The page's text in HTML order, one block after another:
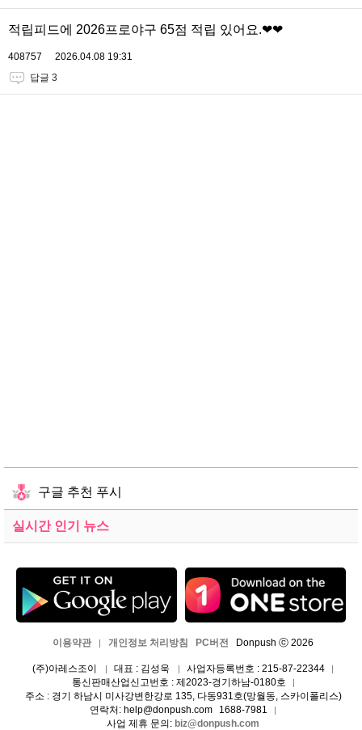
적립피드에 2026프로야구 65점 적립 있어요.❤❤
408757
2026.04.08 19:31
답글 3
구글 추천 푸시
실시간 인기 뉴스
이용약관 | 개인정보 처리방침 PC버전 Donpush ⓒ 2026
(주)아레스조이 | 대표 : 김성욱 | 사업자등록번호 : 215-87-22344 |
통신판매산업신고번호 : 제2023-경기하남-0180호 |
주소 : 경기 하남시 미사강변한강로 135, 다동931호(망월동, 스카이폴리스)
연락처: help@donpush.com
1688-7981 |
사업 제휴 문의: biz@donpush.com